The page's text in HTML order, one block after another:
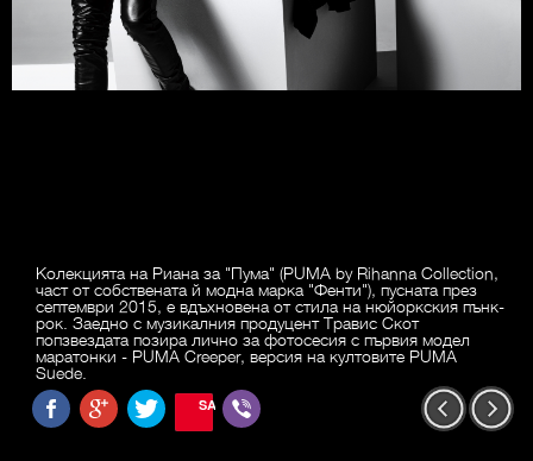
Колекцията на Риана за "Пума" (PUMA by Rihanna Collection,
част от собствената й модна марка "Фенти"), пусната през
септември 2015, е вдъхновена от стила на нюйоркския пънк-
рок. Заедно с музикалния продуцент Травис Скот
попзвездата позира лично за фотосесия с първия модел
маратонки - PUMA Creeper, версия на култовите PUMA
Suede.
SAVE